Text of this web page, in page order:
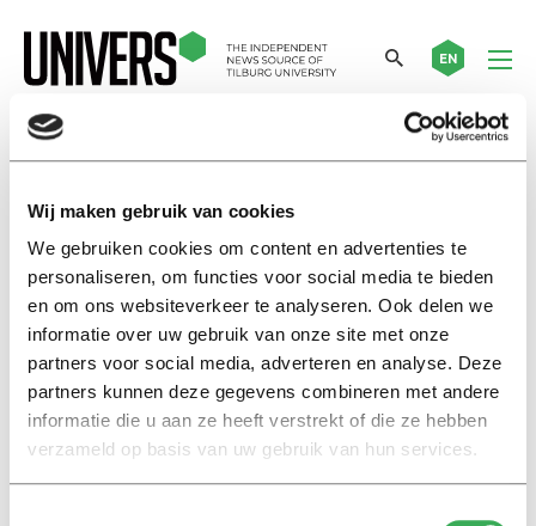
Wij maken gebruik van cookies
We gebruiken cookies om content en advertenties te
personaliseren, om functies voor social media te bieden
en om ons websiteverkeer te analyseren. Ook delen we
informatie over uw gebruik van onze site met onze
partners voor social media, adverteren en analyse. Deze
partners kunnen deze gegevens combineren met andere
informatie die u aan ze heeft verstrekt of die ze hebben
verzameld op basis van uw gebruik van hun services.
EN
Nieuws
Tilburgse studenten buiten
levensgevaar na overdosis GHB
13 november 2017
Nieuws
Twee studenten bewusteloos
aangetroffen: toestand
zorgwekkend.